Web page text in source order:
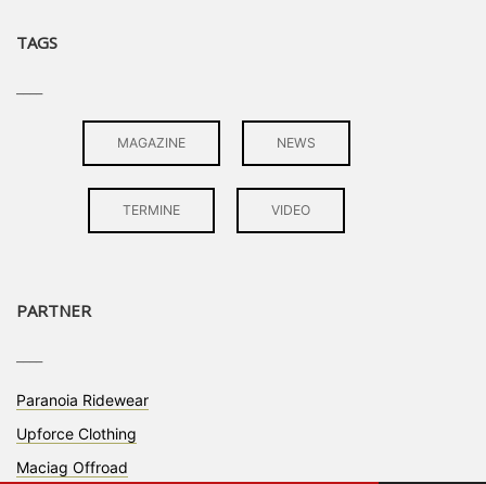
TAGS
MAGAZINE NEWS
TERMINE VIDEO
PARTNER
Paranoia Ridewear
Upforce Clothing
Maciag Offroad